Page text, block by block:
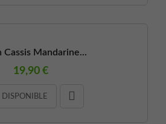
Cassis Mandarine...
19,90 €
DISPONIBLE